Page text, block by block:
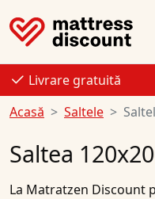
Livrare gratuită
Acasă
Saltele
Saltea
La Matratzen Discount